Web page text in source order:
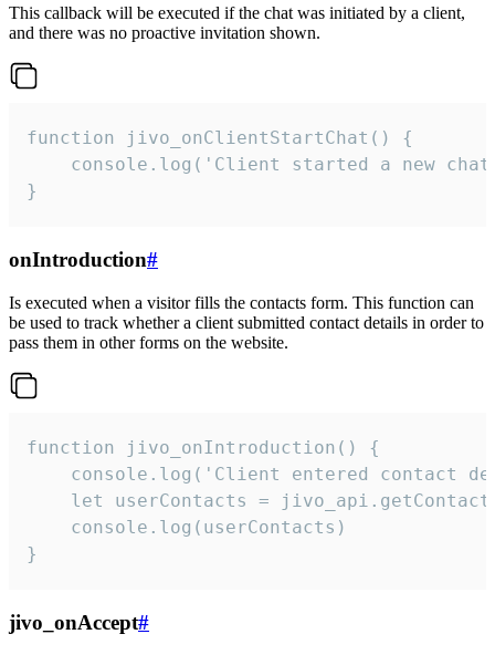
This callback will be executed if the chat was initiated by a client,
and there was no proactive invitation shown.
function jivo_onClientStartChat() {
console.log('Client started a new
}
onIntroduction#
Is executed when a visitor fills the contacts form. This function can
be used to track whether a client submitted contact details in order to
pass them in other forms on the website.
function jivo_onIntroduction() {
console.log('Client entered contact
let userContacts =
    console.log(userContacts)
}
jivo_onAccept#